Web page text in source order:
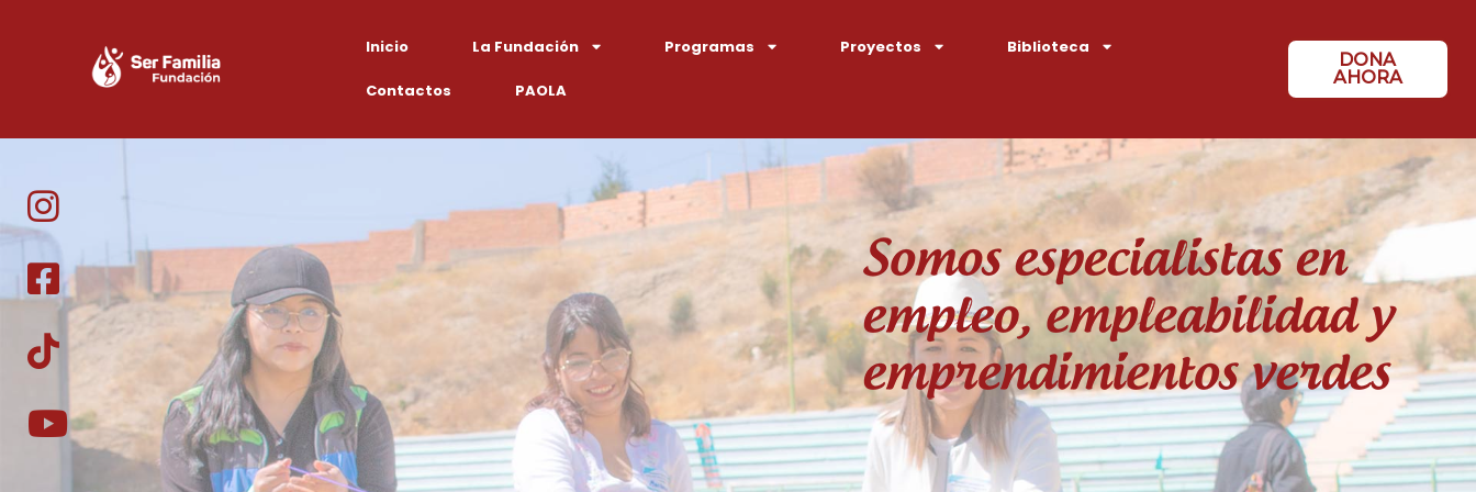
Inicio La Fundación Programas Proyectos Biblioteca
Contactos PAOLA
DONA
AHORA